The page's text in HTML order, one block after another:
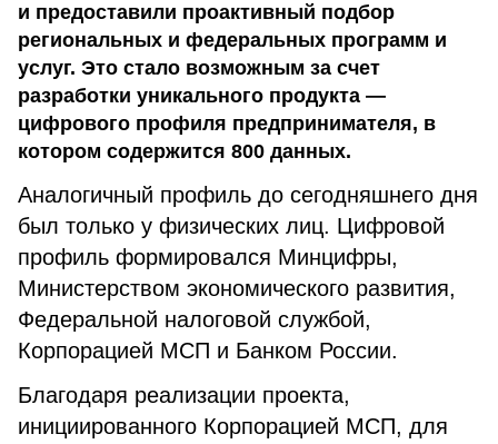
и предоставили проактивный подбор
региональных и федеральных программ и
услуг. Это стало возможным за счет
разработки уникального продукта —
цифрового профиля предпринимателя, в
котором содержится 800 данных.
Аналогичный профиль до сегодняшнего дня
был только у физических лиц. Цифровой
профиль формировался Минцифры,
Министерством экономического развития,
Федеральной налоговой службой,
Корпорацией МСП и Банком России.
Благодаря реализации проекта,
инициированного Корпорацией МСП, для